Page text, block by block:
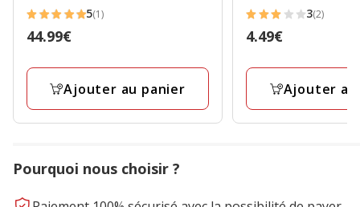
5
étoiles
5(1)
Prix
44.99€
Ajouter au panier
3
étoiles
3(2)
Prix
4.49€
Ajouter
Pourquoi nous choisir ?